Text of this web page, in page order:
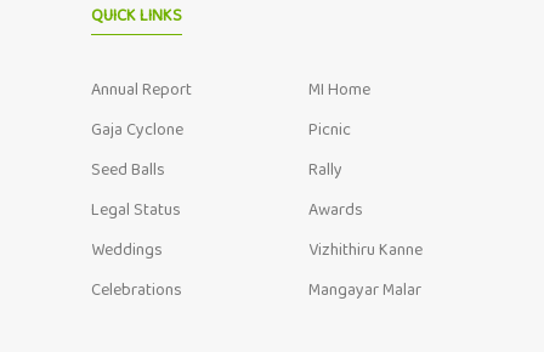
QUICK LINKS
Annual Report
MI Home
Gaja Cyclone
Picnic
Seed Balls
Rally
Legal Status
Awards
Weddings
Vizhithiru Kanne
Celebrations
Mangayar Malar